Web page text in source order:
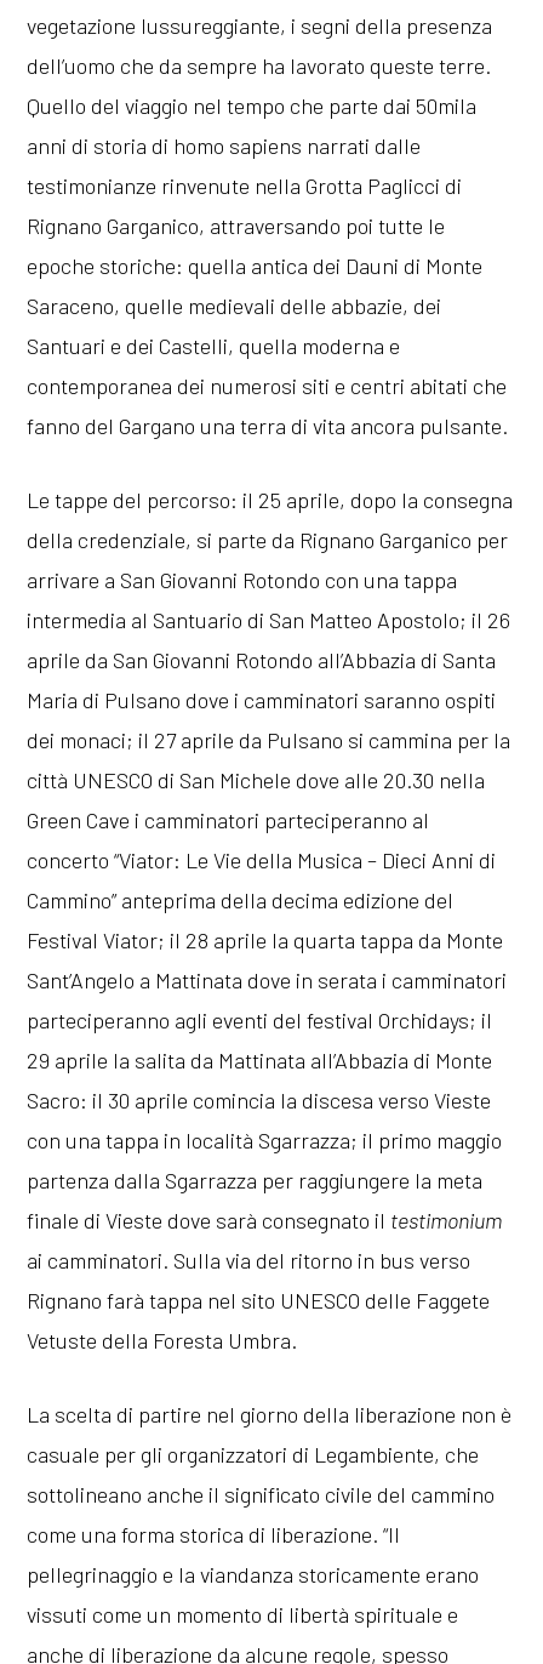
vegetazione lussureggiante, i segni della presenza
dell’uomo che da sempre ha lavorato queste terre.
Quello del viaggio nel tempo che parte dai 50mila
anni di storia di homo sapiens narrati dalle
testimonianze rinvenute nella Grotta Paglicci di
Rignano Garganico, attraversando poi tutte le
epoche storiche: quella antica dei Dauni di Monte
Saraceno, quelle medievali delle abbazie, dei
Santuari e dei Castelli, quella moderna e
contemporanea dei numerosi siti e centri abitati che
fanno del Gargano una terra di vita ancora pulsante.
Le tappe del percorso: il 25 aprile, dopo la consegna
della credenziale, si parte da Rignano Garganico per
arrivare a San Giovanni Rotondo con una tappa
intermedia al Santuario di San Matteo Apostolo; il 26
aprile da San Giovanni Rotondo all’Abbazia di Santa
Maria di Pulsano dove i camminatori saranno ospiti
dei monaci; il 27 aprile da Pulsano si cammina per la
città UNESCO di San Michele dove alle 20.30 nella
Green Cave i camminatori parteciperanno al
concerto “Viator: Le Vie della Musica – Dieci Anni di
Cammino” anteprima della decima edizione del
Festival Viator; il 28 aprile la quarta tappa da Monte
Sant’Angelo a Mattinata dove in serata i camminatori
parteciperanno agli eventi del festival Orchidays; il
29 aprile la salita da Mattinata all’Abbazia di Monte
Sacro: il 30 aprile comincia la discesa verso Vieste
con una tappa in località Sgarrazza; il primo maggio
partenza dalla Sgarrazza per raggiungere la meta
finale di Vieste dove sarà consegnato il testimonium
ai camminatori. Sulla via del ritorno in bus verso
Rignano farà tappa nel sito UNESCO delle Faggete
Vetuste della Foresta Umbra.
La scelta di partire nel giorno della liberazione non è
casuale per gli organizzatori di Legambiente, che
sottolineano anche il significato civile del cammino
come una forma storica di liberazione. “Il
pellegrinaggio e la viandanza storicamente erano
vissuti come un momento di libertà spirituale e
anche di liberazione da alcune regole, spesso